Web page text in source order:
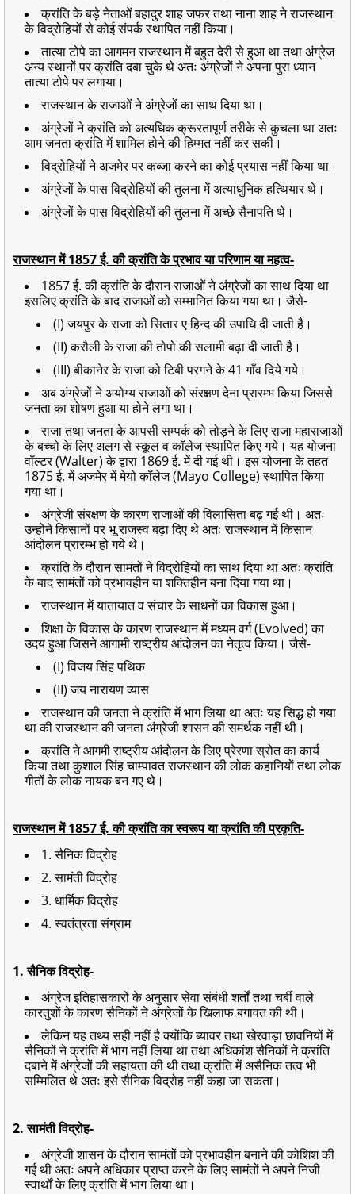
क्रांति के बड़े नेताओं बहादुर शाह जफर तथा नाना शाह ने राजस्थान
के विद्रोहियों से कोई संपर्क स्थापित नहीं किया।
तात्या टोपे का आगमन राजस्थान में बहुत देरी से हुआ था तथा अंग्रेज
अन्य स्थानों पर क्रांति दबा चुके थे अतः अंग्रेजों ने अपना पुरा ध्यान
तात्या टोपे पर लगाया।
राजस्थान के राजाओं ने अंग्रेजों का साथ दिया था।
अंग्रेजों ने क्रांति को अत्यधिक क्रूरतापूर्ण तरीके से कुचला था अतः
आम जनता क्रांति में शामिल होने की हिम्मत नहीं कर सकी।
विद्रोहियों ने अजमेर पर कब्जा करने का कोई प्रयास नहीं किया था।
अंग्रेजों के पास विद्रोहियों की तुलना में अत्याधुनिक हत्थियार थे।
अंग्रेजों के पास विद्रोहियों की तुलना में अच्छे सैनापति थे।
राजस्थान में 1857 ई. की क्रांति के प्रभाव या परिणाम या महत्व-
1857 ई. की क्रांति के दौरान राजाओं ने अंग्रेजों का साथ दिया था
इसलिए क्रांति के बाद राजाओं को सम्मानित किया गया था। जैसे-
(I) जयपुर के राजा को सितार ए हिन्द की उपाधि दी जाती है।
(II) करौली के राजा की तोपो की सलामी बढ़ा दी जाती है।
(III) बीकानेर के राजा को टिबी परगने के 41 गाँव दिये गये।
अब अंग्रेजों ने अयोग्य राजाओं को संरक्षण देना प्रारम्भ किया जिससे
जनता का शोषण हुआ या होने लगा था।
राजा तथा जनता के आपसी सम्पर्क को तोड़ने के लिए राजा महाराजाओं
के बच्चो के लिए अलग से स्कूल व कॉलेज स्थापित किए गये। यह योजना
वॉल्टर (Walter) के द्वारा 1869 ई. में दी गई थी। इस योजना के तहत
1875 ई. में अजमेर में मेयो कॉलेज (Mayo College) स्थापित किया
गया था।
अंग्रेजी संरक्षण के कारण राजाओं की विलासिता बढ़ गई थी। अतः
उन्होंने किसानों पर भू राजस्व बढ़ा दिए थे अतः राजस्थान में किसान
आंदोलन प्रारम्भ हो गये थे।
क्रांति के दौरान सामंतों ने विद्रोहियों का साथ दिया था अतः क्रांति
के बाद सामंतों को प्रभावहीन या शक्तिहीन बना दिया गया था।
राजस्थान में यातायात व संचार के साधनों का विकास हुआ।
शिक्षा के विकास के कारण राजस्थान में मध्यम वर्ग (Evolved) का
उदय हुआ जिसने आगामी राष्ट्रीय आंदोलन का नेतृत्व किया। जैसे-
(I) विजय सिंह पथिक
(II) जय नारायण व्यास
राजस्थान की जनता ने क्रांति में भाग लिया था अतः यह सिद्ध हो गया
था की राजस्थान की जनता अंग्रेजी शासन की समर्थक नहीं थी।
क्रांति ने आगमी राष्ट्रीय आंदोलन के लिए प्रेरणा स्रोत का कार्य
किया तथा कुशाल सिंह चाम्पावत राजस्थान की लोक कहानियों तथा लोक
गीतों के लोक नायक बन गए थे।
राजस्थान में 1857 ई. की क्रांति का स्वरूप या क्रांति की प्रकृति-
1. सैनिक विद्रोह
2. सामंती विद्रोह
3. धार्मिक विद्रोह
4. स्वतंत्रता संग्राम
1. सैनिक विद्रोह-
अंग्रेज इतिहासकारों के अनुसार सेवा संबंधी शर्तों तथा चर्बी वाले
कारतुशों के कारण सैनिकों ने अंग्रेजों के खिलाफ बगावत की थी।
लेकिन यह तथ्य सही नहीं है क्योंकि ब्यावर तथा खेरवाड़ा छावनियों में
सैनिकों ने क्रांति में भाग नहीं लिया था तथा अधिकांश सैनिकों ने क्रांति
दबाने में अंग्रेजों की सहायता की थी तथा क्रांति में असैनिक तत्व भी
सम्मिलित थे अतः इसे सैनिक विद्रोह नहीं कहा जा सकता।
2. सामंती विद्रोह-
अंग्रेजी शासन के दौरान सामंतों को प्रभावहीन बनाने की कोशिश की
गई थी अतः अपने अधिकार प्राप्त करने के लिए सामंतों ने अपने निजी
स्वार्थों के लिए क्रांति में भाग लिया था।